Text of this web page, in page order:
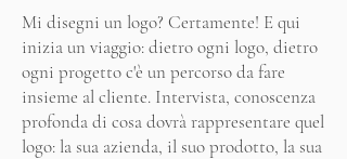
Mi disegni un logo? Certamente! E qui
inizia un viaggio: dietro ogni logo, dietro
ogni progetto c'è un percorso da fare
insieme al cliente. Intervista, conoscenza
profonda di cosa dovrà rappresentare quel
logo: la sua azienda, il suo prodotto, la sua